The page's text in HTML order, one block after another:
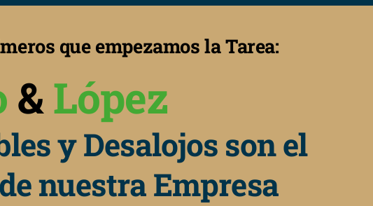
que empezamos la Tarea:
&López
y Desalojos son el
nuestra Empresa